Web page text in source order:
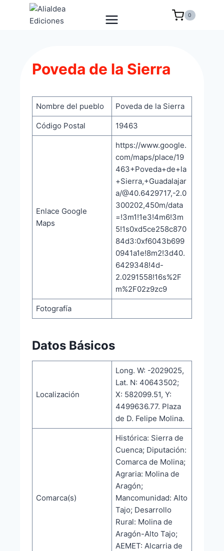
0
Poveda de la Sierra
Nombre del pueblo Poveda de la Sierra
Código Postal 19463
Enlace Google
Maps
https://www.google.
com/maps/place/19
463+Poveda+de+la
+Sierra,+Guadalajar
a/@40.6429717,-2.0
300202,450m/data
=!3m1!1e3!4m6!3m
5!1s0xd5ce258c870
84d3:0xf6043b699
0941a1e!8m2!3d40.
6429348!4d-
2.0291558!16s%2F
m%2F02z9zc9
Fotografía
Datos Básicos
Localización
Long. W: -2029025,
Lat. N: 40643502;
X: 582099.51, Y:
4499636.77. Plaza
de D. Felipe Molina.
Comarca(s)
Histórica: Sierra de
Cuenca; Diputación:
Comarca de Molina;
Agraria: Molina de
Aragón;
Mancomunidad: Alto
Tajo; Desarrollo
Rural: Molina de
Aragón-Alto Tajo;
AEMET: Alcarria de